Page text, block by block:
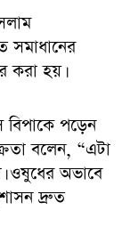
সমাধানের
করা হয়।
বিপাকে পড়েন
বলেন, “এটা
ওষুধের অভাবে
দ্রুত